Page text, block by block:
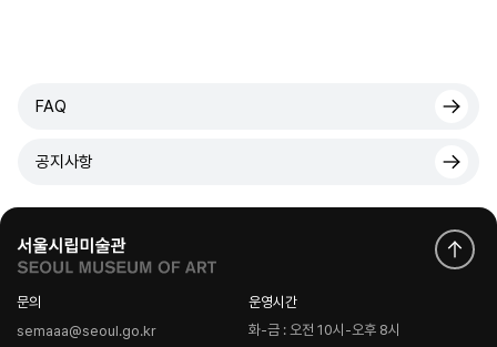
FAQ
공지사항
문의
semaaa@seoul.go.kr
운영시간
화-금 : 오전 10시-오후 8시